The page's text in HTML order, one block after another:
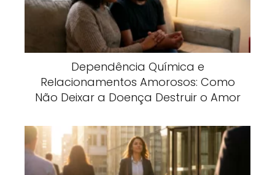
Dependência Química e
Relacionamentos Amorosos: Como
Não Deixar a Doença Destruir o Amor